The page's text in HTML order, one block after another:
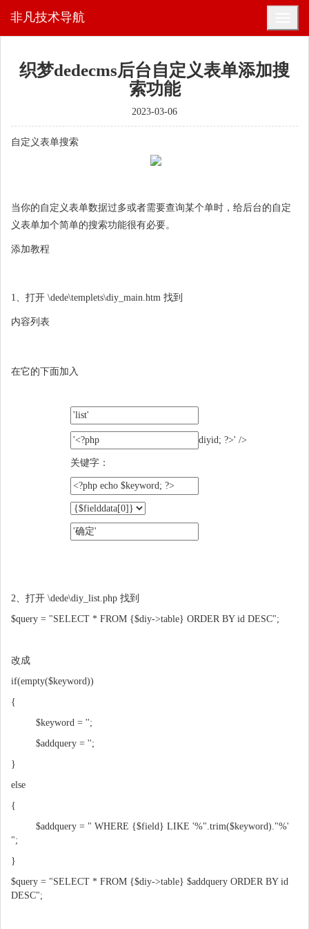
非凡技术导航
织梦dedecms后台自定义表单添加搜
索功能
2023-03-06
自定义表单搜索
当你的自定义表单数据过多或者需要查询某个单时，给后台的自定
义表单加个简单的搜索功能很有必要。
添加教程
1、打开 \dede\templets\diy_main.htm 找到
内容列表
在它的下面加入
diyid; ?>' />
关键字：
2、打开 \dede\diy_list.php 找到
$query = "SELECT * FROM {$diy->table} ORDER BY id DESC";
改成
if(empty($keyword))
{
$keyword = '';
$addquery = '';
}
else
{
$addquery = " WHERE {$field} LIKE '%".trim($keyword)."%'
";
}
$query = "SELECT * FROM {$diy->table} $addquery ORDER BY id
DESC";